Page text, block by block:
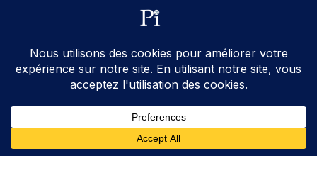
ventes@processinstruments.fr